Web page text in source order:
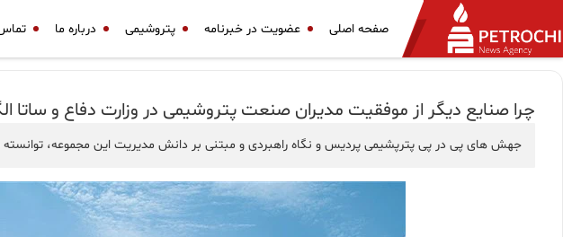
صفحه اصلی عضویت در خبرنامه پتروشیمی درباره ما
چرا صنایع دیگر از موفقیت مدیران صنعت پتروشیمی در وزارت دفاع و ساتا
جهش های پی در پی پترپشیمی پردیس و نگاه راهبردی و مبتنی بر دانش مدیریت این مجموعه، توانسته